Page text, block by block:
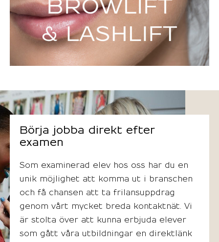
Börja jobba direkt efter
examen
Som examinerad elev hos oss har du en
unik möjlighet att komma ut i branschen
och få chansen att ta frilansuppdrag
genom vårt mycket breda kontaktnät. Vi
är stolta över att kunna erbjuda elever
som gått våra utbildningar en direktlänk